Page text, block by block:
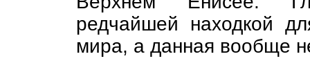
редчайшей находкой
мира, а данная вообще